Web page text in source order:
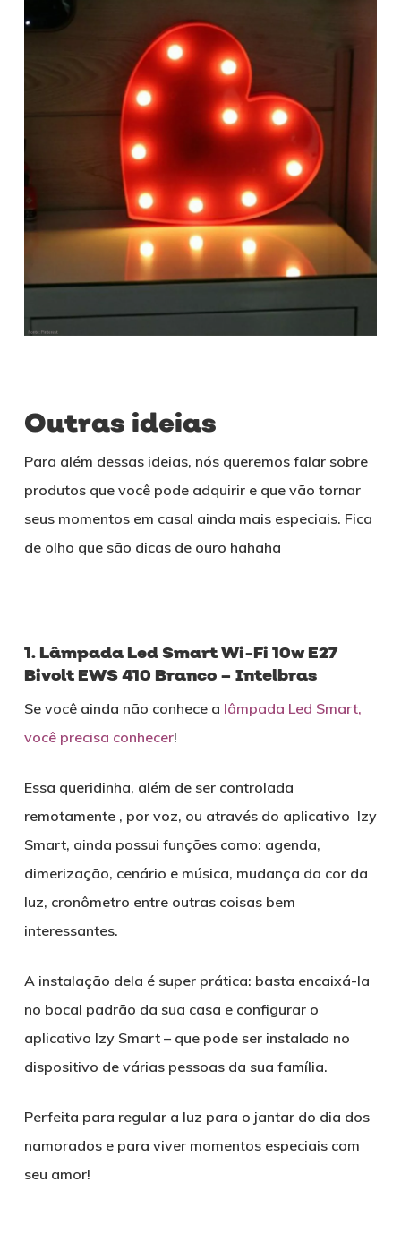
Outras ideias
Para além dessas ideias, nós queremos falar sobre
produtos que você pode adquirir e que vão tornar
seus momentos em casal ainda mais especiais. Fica
de olho que são dicas de ouro hahaha
1. Lâmpada Led Smart Wi-Fi 10w E27
Bivolt EWS 410 Branco – Intelbras
Se você ainda não conhece a lâmpada Led Smart,
você precisa conhecer!
Essa queridinha, além de ser controlada
remotamente , por voz, ou através do aplicativo Izy
Smart, ainda possui funções como: agenda,
dimerização, cenário e música, mudança da cor da
luz, cronômetro entre outras coisas bem
interessantes.
A instalação dela é super prática: basta encaixá-la
no bocal padrão da sua casa e configurar o
aplicativo Izy Smart – que pode ser instalado no
dispositivo de várias pessoas da sua família.
Perfeita para regular a luz para o jantar do dia dos
namorados e para viver momentos especiais com
seu amor!